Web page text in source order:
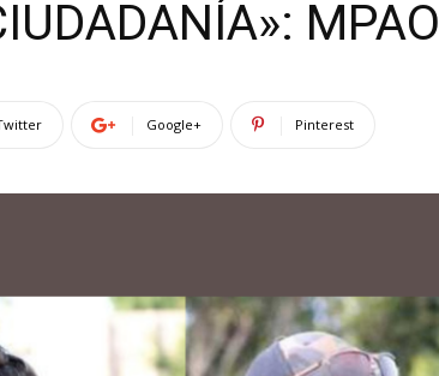
MPAO
Google+ Pinterest